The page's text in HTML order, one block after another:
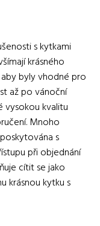
s kytkami
krásného
byly vhodné pro
až po vánoční
vysokou kvalitu
Mnoho
s
při objednání
cítit se jako
krásnou kytku s